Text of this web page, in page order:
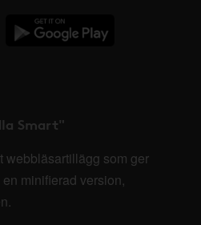
Smart"
webbläsartillägg som ger
minifierad version,